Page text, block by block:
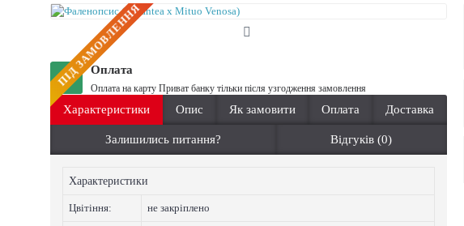
ПIД ЗАМОВЛЕННЯ
Оплата
Оплата на карту Приват банку тільки після узгодження замовлення
Характеристики Опис Як замовити Оплата Доставка
Залишились питання? Відгуків (0)
Характеристики
Цвiтiння: не закріплено